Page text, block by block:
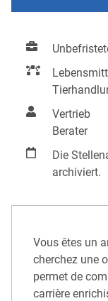
Vertrieb
Berater
Die
archiviert.
Vous êtes un
cherchez une
permet de
carrière